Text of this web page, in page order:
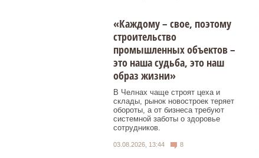
«Каждому – свое, поэтому
строительство
промышленных объектов –
это наша судьба, это наш
образ жизни»
В Челнах чаще строят цеха и
склады, рынок новостроек теряет
обороты, а от бизнеса требуют
системной заботы о здоровье
сотрудников.
03.08.2026, 13:44 8